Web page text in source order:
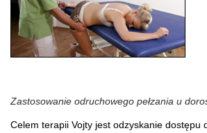
Zastosowanie odruchowego pełzania u
Celem terapii Vojty jest odzyskanie dostępu